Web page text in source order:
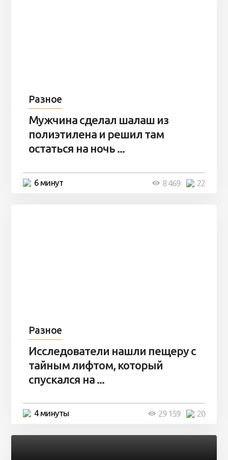
Разное
Мужчина сделал шалаш из
полиэтилена и решил там
остаться на ночь ...
6 минут 22
8 469
Разное
Исследователи нашли пещеру с
тайным лифтом, который
спускался на ...
4 минуты 20
29 159